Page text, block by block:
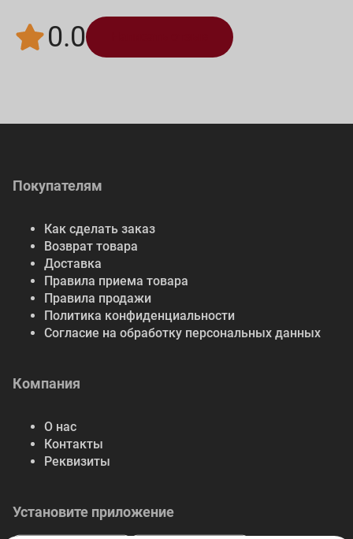
0.0
Покупателям
Как сделать заказ
Возврат товара
Доставка
Правила приема товара
Правила продажи
Политика конфиденциальности
Согласие на обработку персональных данных
Компания
О нас
Контакты
Реквизиты
Установите приложение